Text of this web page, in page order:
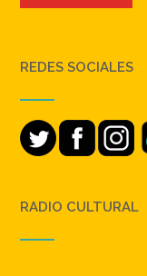
REDES SOCIALES
RADIO CULTURAL